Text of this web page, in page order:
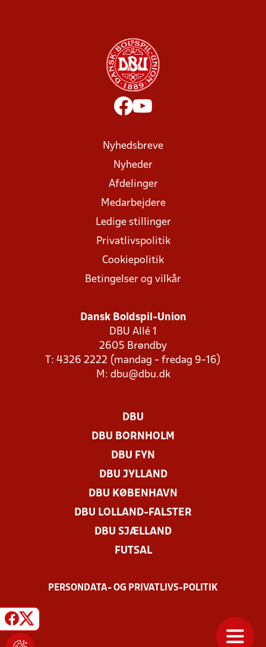
Nyhedsbreve
Nyheder
Afdelinger
Medarbejdere
Ledige stillinger
Privatlivspolitik
Cookiepolitik
Betingelser og vilkår
Dansk Boldspil-Union
DBU Allé 1
2605 Brøndby
T: 4326 2222 (mandag - fredag 9-16)
M: dbu@dbu.dk
DBU
DBU BORNHOLM
DBU FYN
DBU JYLLAND
DBU KØBENHAVN
DBU LOLLAND-FALSTER
DBU SJÆLLAND
FUTSAL
PERSONDATA- OG PRIVATLIVS-POLITIK